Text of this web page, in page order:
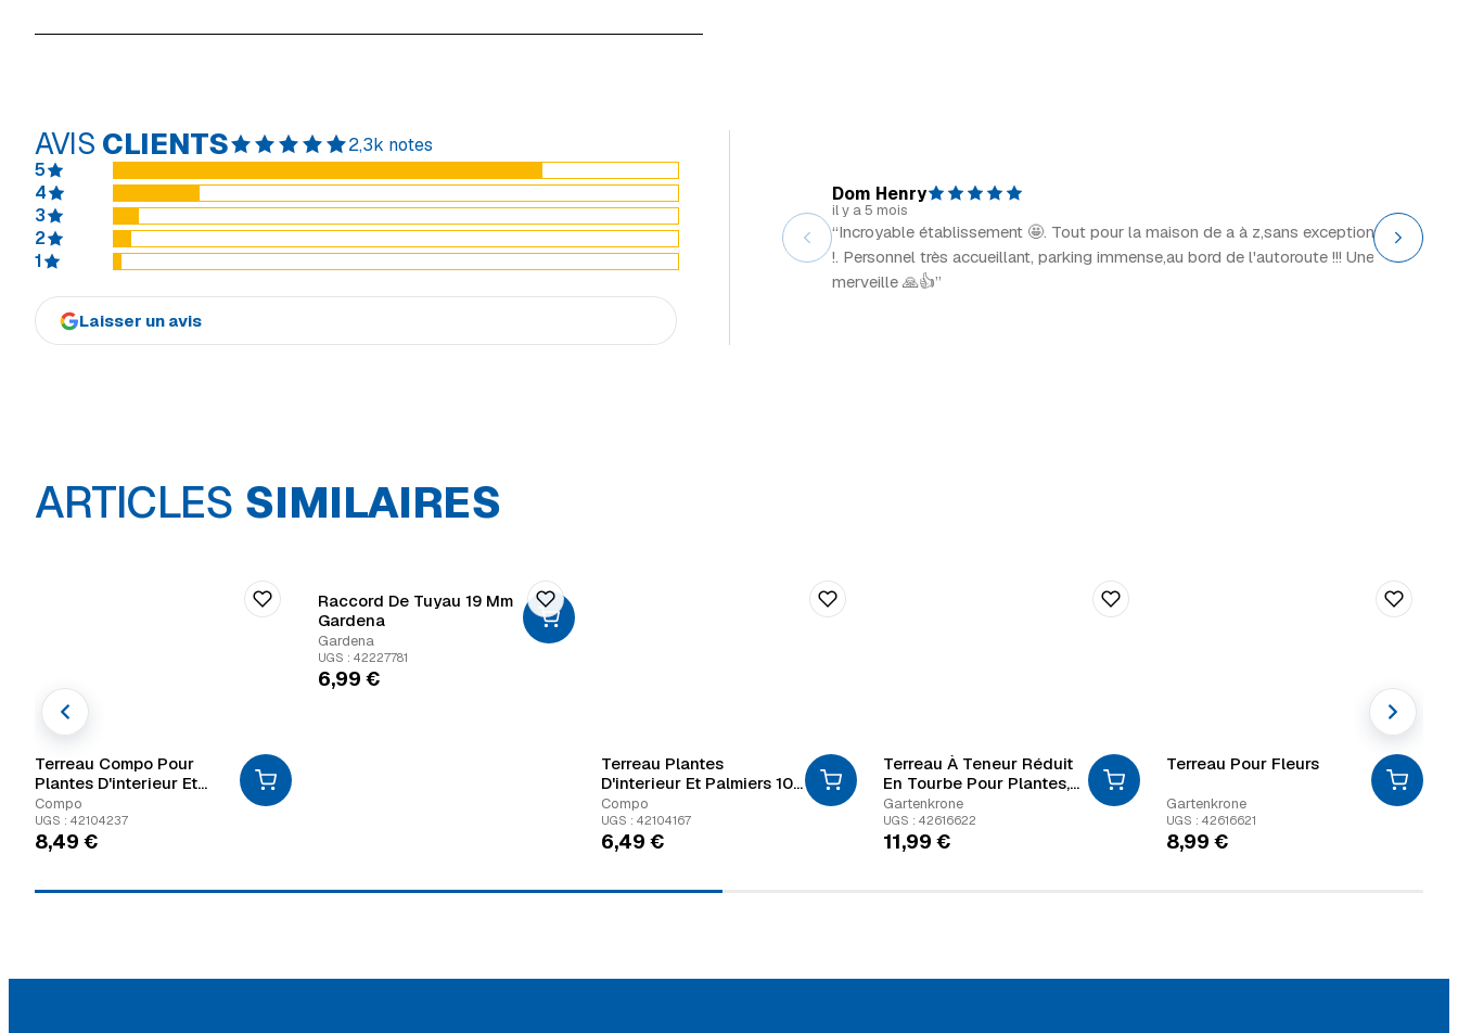
AVIS CLIENTS
2,3k notes
5
4
3
2
1
Laisser un avis
Dom Henry
il y a 5 mois
“Incroyable établissement 🤩. Tout pour la maison de a à z,sans exception
!. Personnel très accueillant, parking immense,au bord de l'autoroute !!! Une
merveille 🙏👍”
il y a 2
“Grand
ARTICLES SIMILAIRES
Terreau Compo Pour
Plantes D'interieur Et
Palmiers De 20L
Compo
UGS : 42104237
8,49 €
Raccord De Tuyau 19 Mm
Gardena
Gardena
UGS : 42227781
6,99 €
Terreau Plantes
D'interieur Et Palmiers 10
L
Compo
UGS : 42104167
6,49 €
Terreau À Teneur Réduit
En Tourbe Pour Plantes,
Fleurs, Legumes & Rosiers
Gartenkrone 60 L
Gartenkrone
UGS : 42616622
11,99€
Terreau Pour Fleurs
Gartenkrone
UGS : 42616621
8,99€